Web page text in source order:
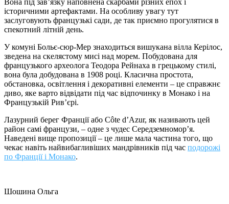
Вона під зав’язку наповнена скарбами різних епох і
історичними артефактами. На особливу увагу тут
заслуговують французькі сади, де так приємно прогулятися в
спекотний літній день.
У комуні Больє-сюр-Мер знаходиться вишукана вілла Керілос,
зведена на скелястому мисі над морем. Побудована для
французького археолога Теодора Рейнаха в грецькому стилі,
вона була добудована в 1908 році. Класична простота,
обстановка, освітлення і декоративні елементи – це справжнє
диво, яке варто відвідати під час відпочинку в Монако і на
Французькій Рив’єрі.
Лазурний берег Франції або Côte d’Azur, як називають цей
район самі французи, – одне з чудес Середземномор’я.
Наведені вище пропозиції – це лише мала частина того, що
чекає навіть найвибагливіших мандрівників під час подорожі
по Франції і Монако.
Шошина Ольга